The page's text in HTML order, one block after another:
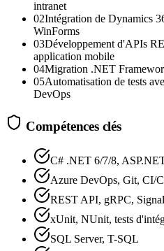
intranet
02Intégration de Dynamics
WinForms
03Développement d'APIs
application mobile
04Migration .NET
05Automatisation de tests
DevOps
Compétences clés
C# .NET 6/7/8,
Azure DevOps, Git, CI/
REST API, gRPC,
xUnit, NUnit, tests
SQL Server, T-SQL